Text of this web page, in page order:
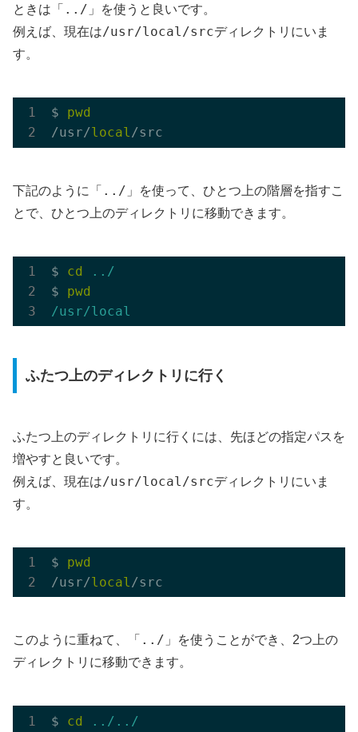
ときは「 ../ 」を使うと良いです。
例えば、現在は/usr/local/srcディレクトリにいま
す。
$ pwd
/usr/local
下記のように「 ../ 」を使って、ひとつ上の階層を指すこ
とで、ひとつ上のディレクトリに移動できます。
$ cd
../
$ pwd
/usr/local
ふたつ上のディレクトリに行く
ふたつ上のディレクトリに行くには、先ほどの指定パスを
増やすと良いです。
例えば、現在は/usr/local/srcディレクトリにいま
す。
$ pwd
/usr/local
このように重ねて、「 ../ 」を使うことができ、2つ上の
ディレクトリに移動できます。
$ cd
../../